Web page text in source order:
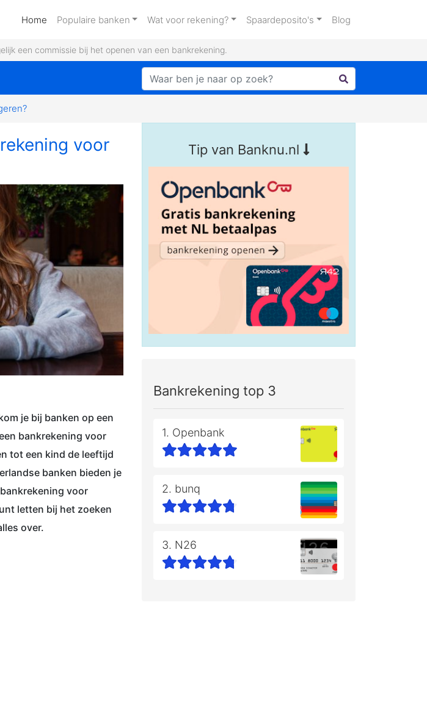
Home(current)
Populaire banken Wat voor rekening? Spaardeposito's Blog
een commissie bij het openen van een bankrekening.
voor
je bij banken op een
bankrekening voor
tot een kind de leeftijd
banken bieden je
voor
letten bij het zoeken
over.
Tip van Banknu.nl
Bankrekening top 3
1. Openbank
2. bunq
3. N26